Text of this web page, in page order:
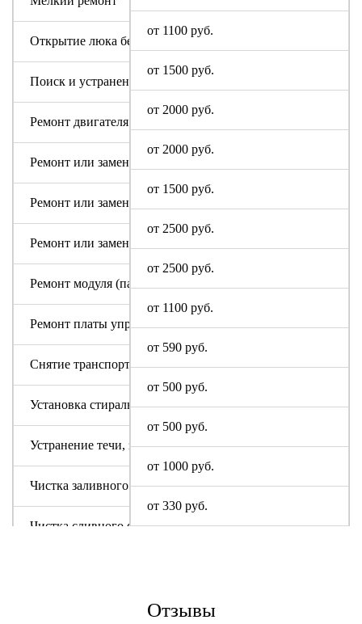
от 1100 руб.
от 1500 руб.
от 2000 руб.
от 2000 руб.
от 1500 руб.
от 2500 руб.
от 2500 руб.
от 1100 руб.
от 590 руб.
от 500 руб.
от 500 руб.
от 1000 руб.
от 330 руб.
Открытие люка без ремонта
Поиск и устранение засора в сливном тракте
Ремонт двигателя машинки GALATEC
Ремонт или замена аквастопа
Ремонт или замена мотора
Ремонт или замена патрубка
Ремонт модуля (пайка, замена радиодеталей)
Ремонт платы управления или индикации
Снятие транспортировочных болтов
Установка стиральной машины GALATEC
Устранение течи, засора
Чистка заливного фильтра ГАЛАТЕЦ
Чистка сливного фильтра
Отзывы